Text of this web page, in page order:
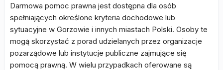
Darmowa pomoc prawna jest dostępna dla osób
spełniających określone kryteria dochodowe lub
sytuacyjne w Gorzowie i innych miastach Polski. Osoby te
mogą skorzystać z porad udzielanych przez organizacje
pozarządowe lub instytucje publiczne zajmujące się
pomocą prawną. W wielu przypadkach oferowane są